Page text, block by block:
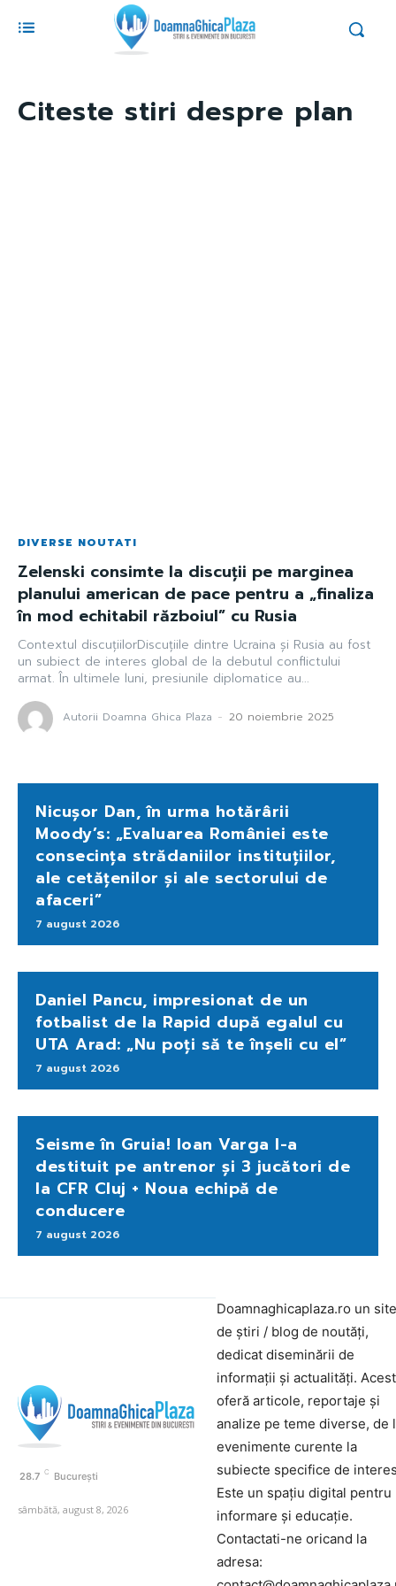
Citeste stiri despre plan
DIVERSE NOUTATI
Zelenski consimte la discuții pe marginea
planului american de pace pentru a „finaliza
în mod echitabil războiul” cu Rusia
Contextul discuțiilorDiscuțiile dintre Ucraina și Rusia au fost
un subiect de interes global de la debutul conflictului
armat. În ultimele luni, presiunile diplomatice au...
Autorii Doamna Ghica Plaza - 20 noiembrie 2025
Nicușor Dan, în urma hotărârii
Moody’s: „Evaluarea României este
consecința strădaniilor instituțiilor,
ale cetățenilor și ale sectorului de
afaceri”
7 august 2026
Daniel Pancu, impresionat de un
fotbalist de la Rapid după egalul cu
UTA Arad: „Nu poți să te înșeli cu el”
7 august 2026
Seisme în Gruia! Ioan Varga l-a
destituit pe antrenor și 3 jucători de
la CFR Cluj + Noua echipă de
conducere
7 august 2026
28.7 C București
sâmbătă, august 8, 2026
Doamnaghicaplaza.ro un site
de știri / blog de noutăți,
dedicat diseminării de
informații și actualități.
oferă articole, reportaje și
analize pe teme diverse, de
evenimente curente la
subiecte specifice de
Este un spațiu digital pentru
informare și educație.
Contactati-ne oricand la
adresa: